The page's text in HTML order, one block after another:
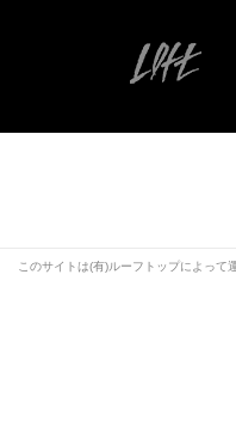
このサイトは(有)ルーフトップによっ